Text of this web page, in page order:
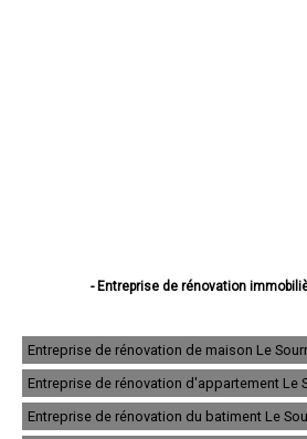
- Entreprise de rénovation
- Entreprise de rénovation
- Entreprise de rénovation immobilière
- Entreprise de rénovation
- Entreprise de rénovation
- Entreprise de rénovation
Entreprise de rénovation de maison Le
Entreprise de rénovation d'appartement Le
Entreprise de rénovation du batiment Le